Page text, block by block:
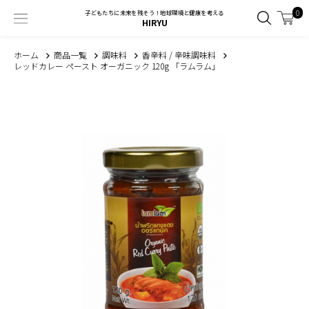
子どもたちに未来を残そう！地球環境と健康を考える
HIRYU
0
ホーム 商品一覧 調味料
香辛料 / 辛味調味料
レッドカレー ペースト オーガニック 120g 「ラムラム」